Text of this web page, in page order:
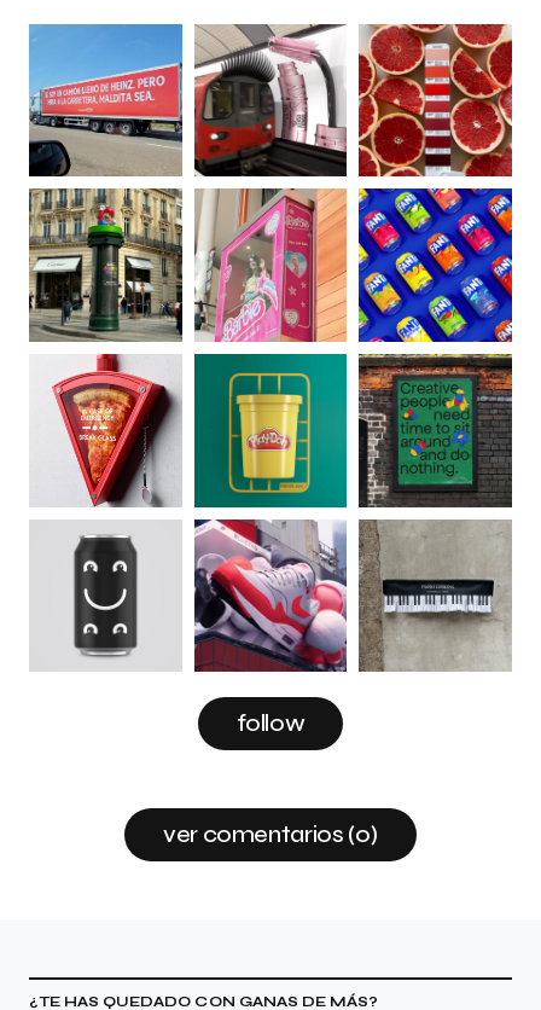
follow
ver comentarios (0)
¿TE HAS QUEDADO CON GANAS DE MÁS?